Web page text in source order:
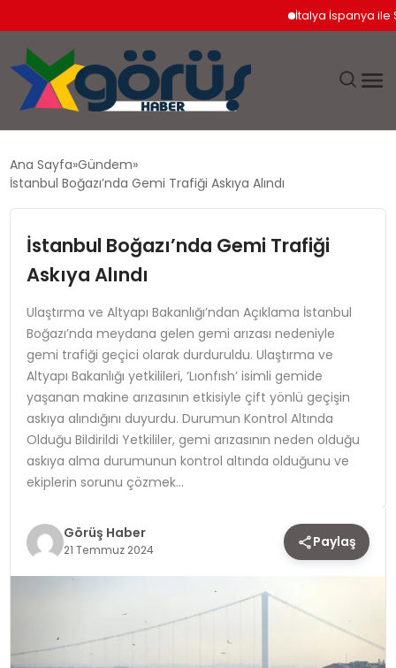
İtalya İspanya ile
GÜNDEM
MAGAZIN
SAĞLIK
SPOR
TEKNOLOJI
YAŞAM
Ana Sayfa Gündem
İstanbul Boğazı’nda Gemi Trafiği Askıya Alındı
İstanbul Boğazı’nda Gemi Trafiği
Askıya Alındı
Ulaştırma ve Altyapı Bakanlığı’ndan Açıklama İstanbul
Boğazı’nda meydana gelen gemi arızası nedeniyle
gemi trafiği geçici olarak durduruldu. Ulaştırma ve
Altyapı Bakanlığı yetkilileri, ‘Lıonfısh’ isimli gemide
yaşanan makine arızasının etkisiyle çift yönlü geçişin
askıya alındığını duyurdu. Durumun Kontrol Altında
Olduğu Bildirildi Yetkililer, gemi arızasının neden olduğu
askıya alma durumunun kontrol altında olduğunu ve
ekiplerin sorunu çözmek…
Görüş Haber
21 Temmuz 2024 Paylaş